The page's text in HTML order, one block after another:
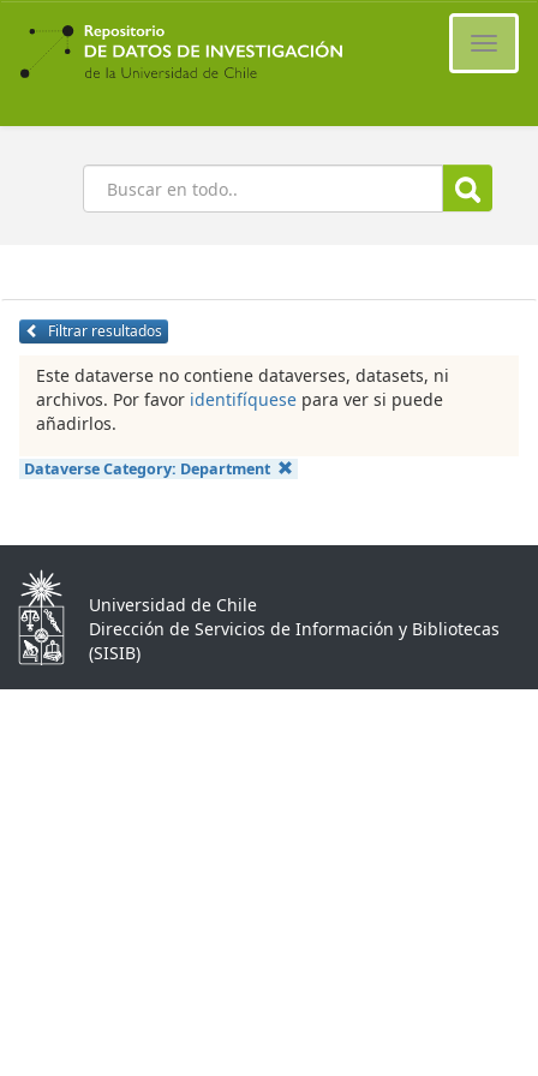
Ir
contenido
principal
Buscar
Filtrar resultados
Este dataverse no contiene dataverses, datasets, ni
archivos. Por favor identifíquese para ver si puede
añadirlos.
Dataverse Category: Department
Universidad de Chile
Dirección de Servicios de Información y Bibliotecas
(SISIB)